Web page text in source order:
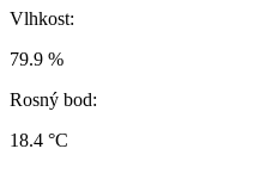
Vlhkost:
79.9 %
Rosný bod:
18.4 °C